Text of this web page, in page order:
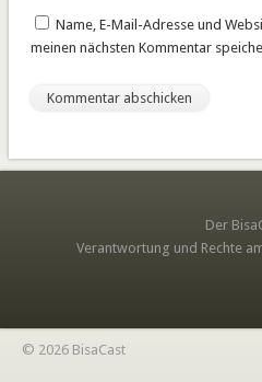
Name, E-Mail-Adresse und
meinen nächsten Kommentar
Der
Verantwortung und Rechte
© 2026 BisaCast